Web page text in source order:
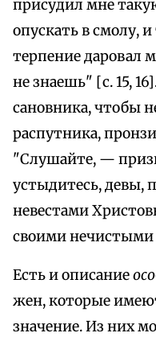
присудил мне
опускать в смолу,
терпение даровал
не знаешь" [с. 15,
сановника, чтобы
распутника,
"Слушайте, —
устыдитесь, девы,
невестами
своими нечистыми
Есть и описание
жен, которые
значение. Из них